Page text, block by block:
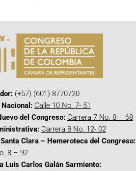
(+57) (601) 8770720
Calle 10 No. 7- 51
del Congreso: Carrera 7 No. 8 – 68
Carrera 8 No. 12- 02
Clara – Hemeroteca del Congreso:
8 – 92
Luis Carlos Galán Sarmiento: